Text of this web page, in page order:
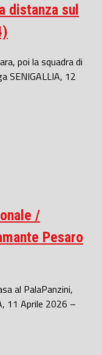
distanza sul
poi la squadra di
SENIGALLIA, 12
/
Pesaro
al PalaPanzini,
11 Aprile 2026 –